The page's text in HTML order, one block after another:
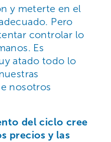
y meterte en el
Pero
controlar lo
Es
atado todo lo
nosotros
del ciclo cree
precios y las